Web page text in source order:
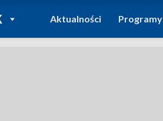
DO
Aktualności Programy